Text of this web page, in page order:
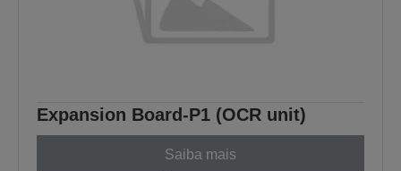
Expansion Board-P1 (OCR unit)
Saiba mais